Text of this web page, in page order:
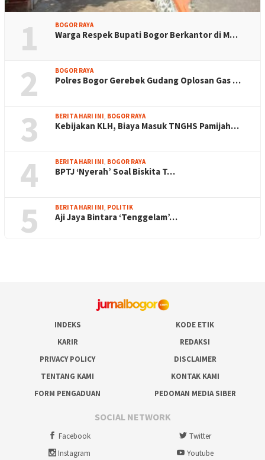
1 BOGOR RAYA
Warga Respek Bupati Bogor Berkantor di M…
2 BOGOR RAYA
Polres Bogor Gerebek Gudang Oplosan Gas …
3 BERITA HARI INI, BOGOR RAYA
Kebijakan KLH, Biaya Masuk TNGHS Pamijah…
4 BERITA HARI INI, BOGOR RAYA
BPTJ ‘Nyerah’ Soal Biskita T…
5 BERITA HARI INI, POLITIK
Aji Jaya Bintara ‘Tenggelam’…
INDEKS
KODE ETIK
KARIR
REDAKSI
PRIVACY POLICY
DISCLAIMER
TENTANG KAMI
KONTAK KAMI
FORM PENGADUAN
PEDOMAN MEDIA SIBER
SOCIAL NETWORK
Facebook
Twitter
Instagram
Youtube